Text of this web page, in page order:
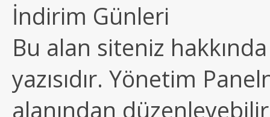
İndirim Günleri
Bu alan siteniz
yazısıdır. Yönetim
alanından